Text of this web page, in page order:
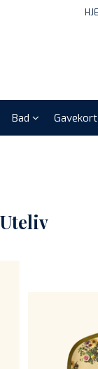
Bad Gavekort
Uteliv